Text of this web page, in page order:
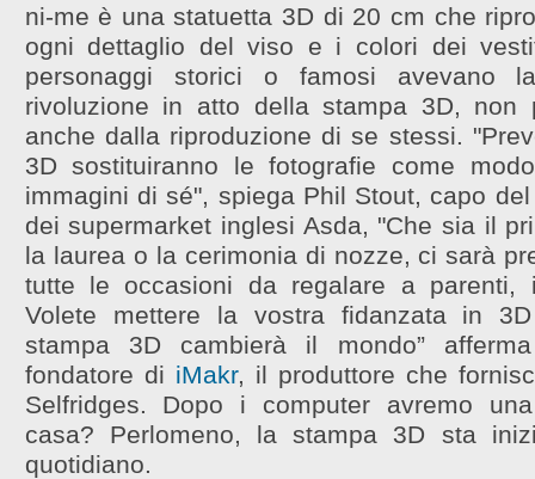
ni-me è una statuetta 3D di 20 cm che
ogni dettaglio del viso e i colori dei
personaggi storici o famosi
rivoluzione in atto della stampa 3D, non
anche dalla riproduzione di se stessi.
3D sostituiranno le fotografie come
immagini di sé", spiega Phil Stout, capo
dei supermarket inglesi Asda, "Che sia il
la laurea o la cerimonia di nozze, ci sarà
tutte le occasioni da regalare a parenti,
Volete mettere la vostra fidanzata in
stampa 3D cambierà il mondo”
fondatore di iMakr, il produttore che
Selfridges. Dopo i computer avremo
casa? Perlomeno, la stampa 3D sta
quotidiano.